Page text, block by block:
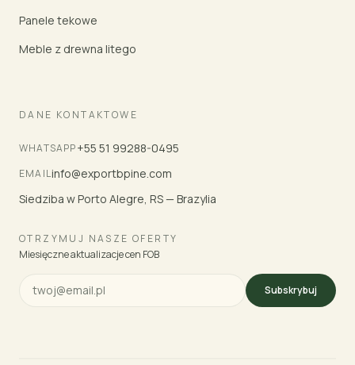
Panele tekowe
Meble z drewna litego
DANE KONTAKTOWE
WHATSAPP+55 51 99288-0495
EMAILinfo@exportbpine.com
Siedziba w Porto Alegre, RS — Brazylia
OTRZYMUJ NASZE OFERTY
Miesięczne aktualizacje cen FOB
Subskrybuj